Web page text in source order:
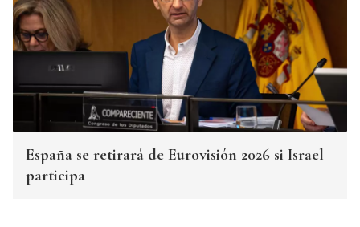
España se retirará de Eurovisión 2026 si Israel
participa